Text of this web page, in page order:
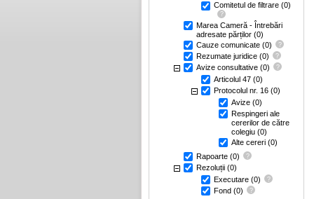
Comitetul de filtrare (0)
Marea Cameră - Întrebări
adresate părților (0)
Cauze comunicate (0)
Rezumate juridice (0)
Avize consultative (0)
Articolul 47 (0)
Protocolul nr. 16 (0)
Avize (0)
Respingeri ale
cererilor de către
colegiu (0)
Alte cereri (0)
Rapoarte (0)
Rezoluții (0)
Executare (0)
Fond (0)